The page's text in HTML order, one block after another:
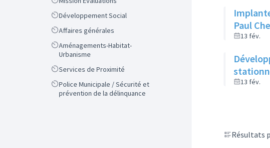
ScopeDéveloppement Social
ScopeAffaires générales
Scope
Aménagements-Habitat-
Urbanisme
ScopeServices de Proximité
Scope
Police Municipale / Sécurité et
prévention de la délinquance
Paul
13 fév.
13 fév.
Résultats